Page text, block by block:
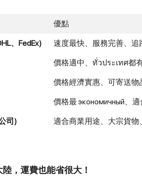
優點
、FedEx) 速度最快、服務完善、追
價格適中、ทั่วประเทศ都
價格經濟實惠、可寄送物
價格最 экономичный、
司) 適合商業用途、大宗貨
，運費也能省很大！